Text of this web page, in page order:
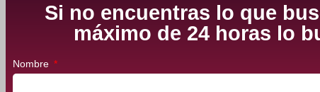
Si no encuentras lo que
máximo de 24 horas lo
Nombre